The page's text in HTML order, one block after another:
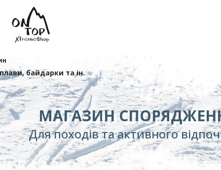
байдарки та ін.
МАГАЗИН
Для походів та активного